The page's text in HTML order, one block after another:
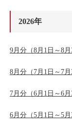
2026年
9月分（8月1日～8
8月分（7月1日～7
7月分（6月1日～6
6月分（5月1日～5